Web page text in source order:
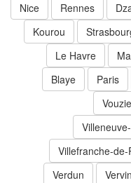
Rennes
Nice
Kourou
Le Havre
Paris
Blaye
Verdun